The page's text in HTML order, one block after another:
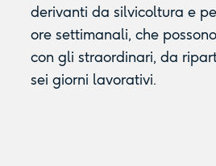
derivanti da silvicoltura e
ore settimanali, che
con gli straordinari, da
sei giorni lavorativi.